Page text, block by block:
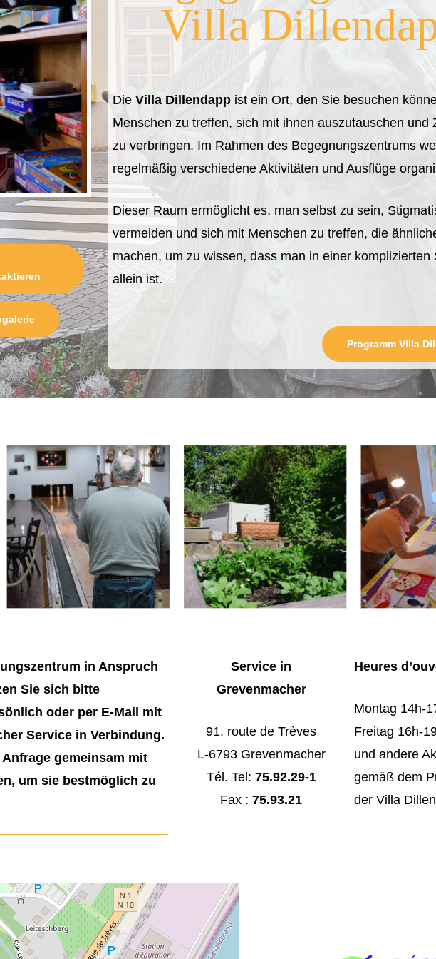
Villa
Die Villa Dillendappist ein Ort, den Sie besuchen
Menschen zu treffen, sich mit ihnen auszutauschen und
zu verbringen. Im Rahmen des Begegnungszentrums
regelmäßig verschiedene Aktivitäten und Ausflüge
Dieser Raum ermöglicht es, man selbst zu sein,
vermeiden und sich mit Menschen zu treffen, die
machen, um zu wissen, dass man in einer komplizierten
allein ist.
Programm Villa
in Anspruch
Sie sich bitte
oder per E-Mail mit
Service in Verbindung.
gemeinsam mit
um sie bestmöglich zu
Service in
Grevenmacher
91, route de Trèves
L-6793 Grevenmacher
Tél. Tel: 75.92.29-1
Fax :75.93.21
Heures
Montag 14h-
Freitag 16h-
und andere
gemäß dem
der Villa